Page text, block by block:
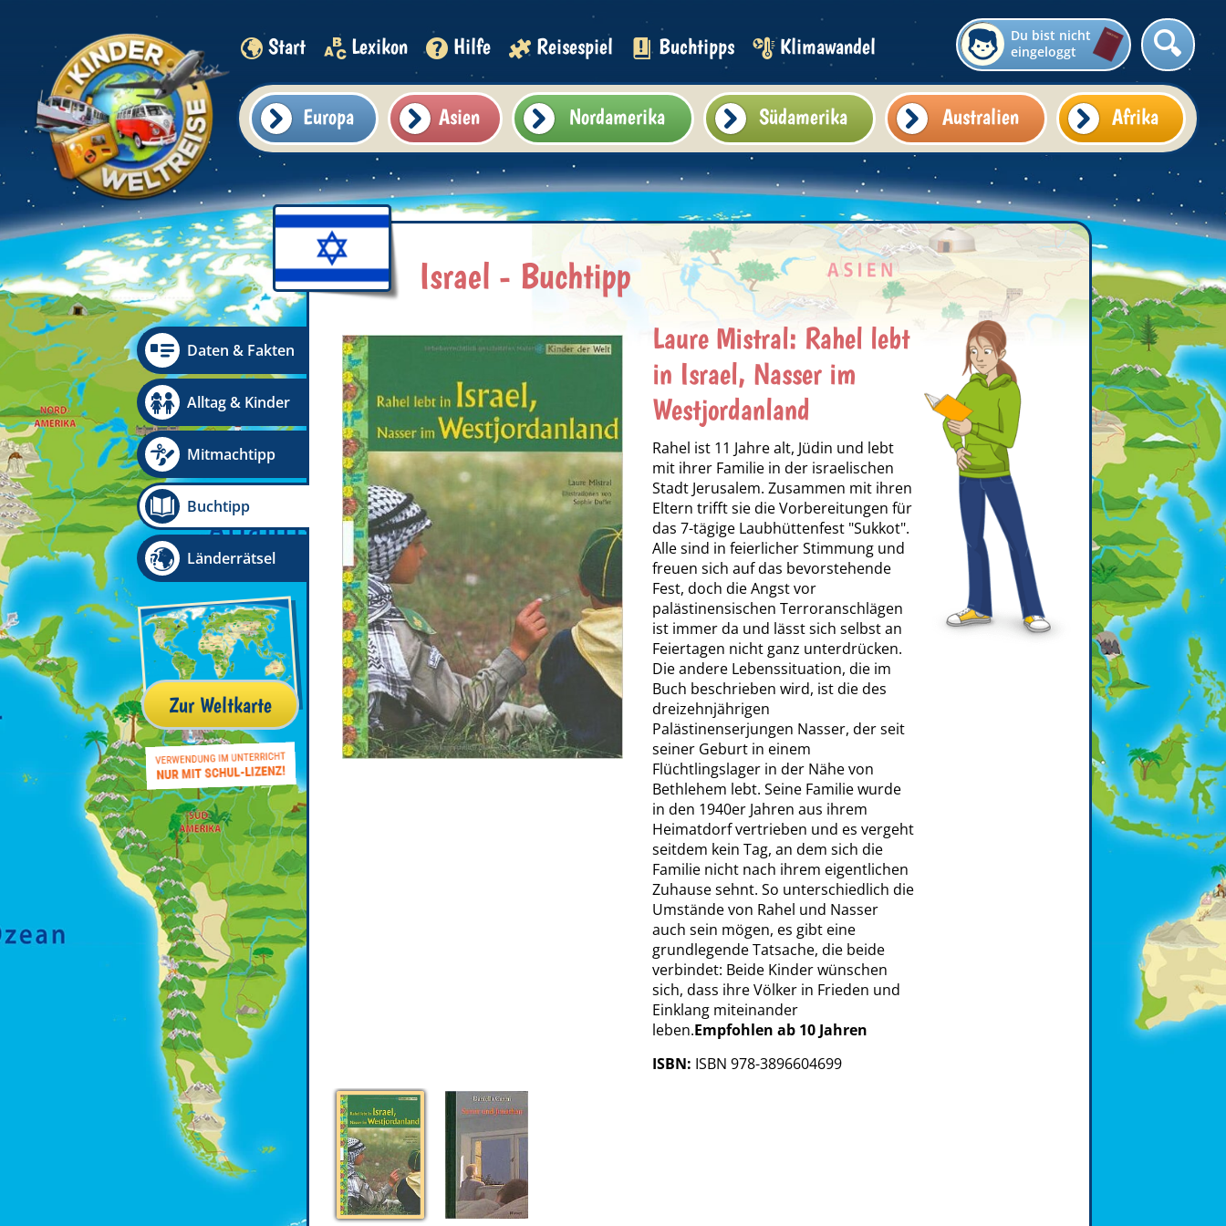
Start Lexikon Hilfe Reisespiel Buchtipps Klimawandel
Du bist nicht
eingeloggt
Europa Asien Nordamerika Südamerika Australien Afrika
Daten & Fakten
Alltag & Kinder
Mitmachtipp
Buchtipp
Länderrätsel
Zur Weltkarte
Israel - Buchtipp
Laure Mistral: Rahel lebt
in Israel, Nasser im
Westjordanland
Rahel ist 11 Jahre alt, Jüdin und lebt
mit ihrer Familie in der israelischen
Stadt Jerusalem. Zusammen mit ihren
Eltern trifft sie die Vorbereitungen für
das 7-tägige Laubhüttenfest "Sukkot".
Alle sind in feierlicher Stimmung und
freuen sich auf das bevorstehende
Fest, doch die Angst vor
palästinensischen Terroranschlägen
ist immer da und lässt sich selbst an
Feiertagen nicht ganz unterdrücken.
Die andere Lebenssituation, die im
Buch beschrieben wird, ist die des
dreizehnjährigen
Palästinenserjungen Nasser, der seit
seiner Geburt in einem
Flüchtlingslager in der Nähe von
Bethlehem lebt. Seine Familie wurde
in den 1940er Jahren aus ihrem
Heimatdorf vertrieben und es vergeht
seitdem kein Tag, an dem sich die
Familie nicht nach ihrem eigentlichen
Zuhause sehnt. So unterschiedlich die
Umstände von Rahel und Nasser
auch sein mögen, es gibt eine
grundlegende Tatsache, die beide
verbindet: Beide Kinder wünschen
sich, dass ihre Völker in Frieden und
Einklang miteinander
leben.Empfohlen ab 10 Jahren
ISBN: ISBN 978-3896604699